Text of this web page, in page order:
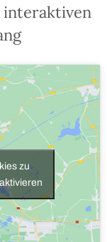
interaktiven
zu